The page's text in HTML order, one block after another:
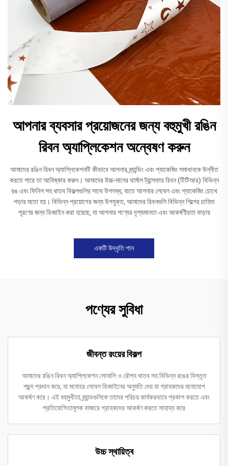
আপনার ব্যবসার প্রয়োজনের জন্য বহুমুখী রঙিন
রিবন অ্যাপ্লিকেশন অন্বেষণ করুন
আমাদের রঙিন রিবন অ্যাপ্লিকেশনটি কীভাবে আপনার ব্র্যান্ডিং এবং প্যাকেজিং সমাধানকে উন্নীত
করতে পারে তা আবিষ্কার করুন। আমাদের উচ্চ-মানের থার্মাল ট্রান্সফার রিবন (টিটিআর) বিভিন্ন
রঙ এবং ফিনিশ সহ ধাতব বিকল্পগুলির সাথে উপলব্ধ, যাতে আপনার লেবেল এবং প্যাকেজিং চোখে
পড়ার মতো হয়। বিভিন্ন প্রয়োগের জন্য উপযুক্ত, আমাদের রিবনগুলি বিভিন্ন শিল্পের চাহিদা
পূরণের জন্য ডিজাইন করা হয়েছে, যা আপনার পণ্যের দৃশ্যমানতা এবং আকর্ষণীয়তা বাড়ায়
একটি উদ্ধৃতি পান
পণ্যের সুবিধা
জীবন্ত রংয়ের বিকল্প
আমাদের রঙিন রিবন অ্যাপ্লিকেশন সোনালি ও রৌপ্য ধাতব সহ বিভিন্ন রঙের বিস্তৃত
পছন্দ প্রদান করে, যা মনোহর লেবেল ডিজাইনের অনুমতি দেয় যা গ্রাহকদের মনোযোগ
আকর্ষণ করে। এই বহুমুখীতা ব্র্যান্ডগুলিকে তাদের পরিচয় কার্যকরভাবে প্রকাশ করতে এবং
প্রতিযোগিতামূলক বাজারে গ্রাহকদের আকর্ষণ করতে সাহায্য করে
উচ্চ স্থায়িত্ব